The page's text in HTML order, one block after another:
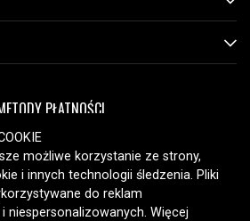
PŁATNOŚCI
OPCJE DOSTAWY
możliwe korzystanie ze strony,
i innych technologii śledzenia. Pliki
do reklam
niespersonalizowanych. Więcej